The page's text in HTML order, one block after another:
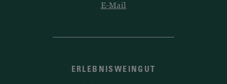
E-Mail
ERLEBNISWEINGUT